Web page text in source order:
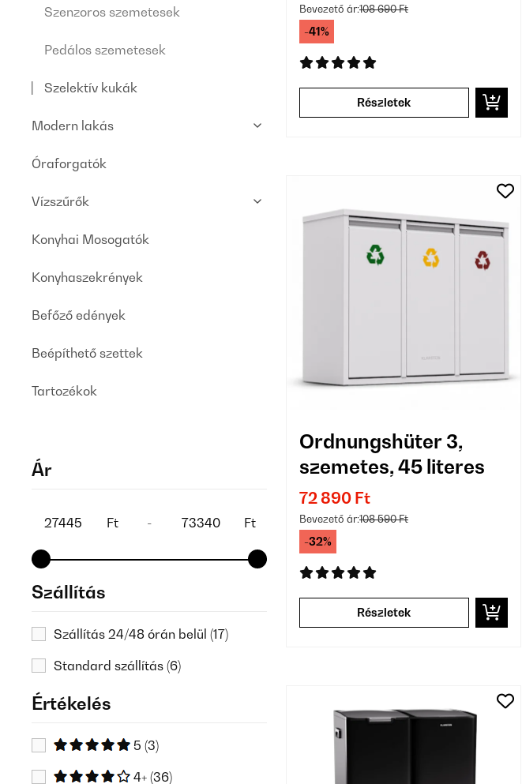
Szenzoros szemetesek
Pedálos szemetesek
Szelektív kukák
Modern lakás
Óraforgatók
Vízszűrők
Konyhai Mosogatók
Konyhaszekrények
Befőző edények
Beépíthető szettek
Tartozékok
Ár
Ft - Ft
Szállítás
Szállítás 24/48 órán belül (17)
Standard szállítás (6)
Értékelés
5 (3)
4+ (36)
Bevezető ár:108 690 Ft
-41%
Részletek
Ordnungshüter 3,
szemetes, 45 literes
72 890 Ft
Bevezető ár:108 590 Ft
-32%
Részletek